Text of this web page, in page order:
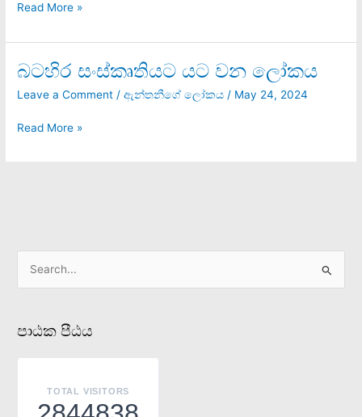
අන්තිම
Read More »
බටහිර සංස්කෘතියට යට වන ලෝකය
Leave a Comment /ඇන්තනීගේ ලෝකය / May 24, 2024
බටහිර
යට
ලෝකය
Read More »
r
c
පාඨක පීඨය
TOTAL VISITORS